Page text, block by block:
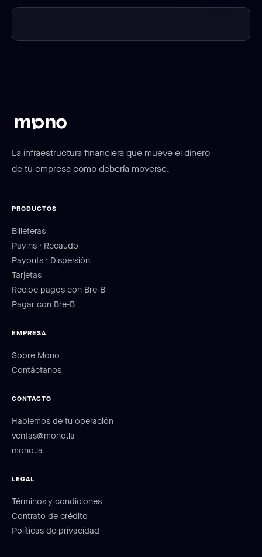
La infraestructura financiera que mueve el dinero
de tu empresa como debería moverse.
PRODUCTOS
Billeteras
Payins · Recaudo
Payouts · Dispersión
Tarjetas
Recibe pagos con Bre-B
Pagar con Bre-B
EMPRESA
Sobre Mono
Contáctanos
CONTACTO
Hablemos de tu operación
ventas@mono.la
mono.la
LEGAL
Términos y condiciones
Contrato de crédito
Políticas de privacidad